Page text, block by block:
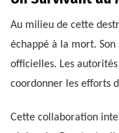
Au milieu de cette
échappé à la mort.
officielles. Les
coordonner les efforts
Cette collaboration